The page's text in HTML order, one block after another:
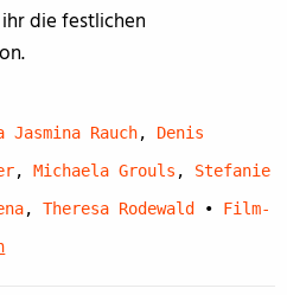
die festlichen
Jasmina Rauch, Denis
,Michaela Grouls , Stefanie
,Theresa Rodewald •
Film-